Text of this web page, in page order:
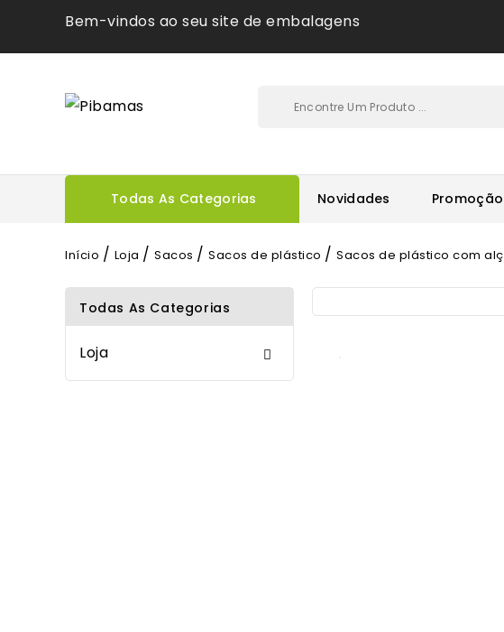
Bem-vindos ao seu site de embalagens
Todas As Categorias Novidades Promoção
Início Loja Sacos Sacos de plástico Sacos de plástico com
Todas As Categorias
Loja 